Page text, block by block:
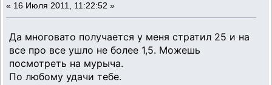
« 16 Июля 2011, 11:22:52 »
Да многовато получается у меня стратил 25 и на
все про все ушло не более 1,5. Можешь
посмотреть на мурыча.
По любому удачи тебе.